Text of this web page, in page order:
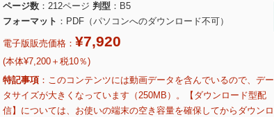
ページ数
212ページ 判型
B5
フォーマット
PDF（パソコンへのダウンロード不可）
電子版販売価格： ¥7,920
(本体¥7,200＋税10％)
特記事項
このコンテンツには動画データを含んでいるので、デー
タサイズが大きくなっています（250MB）。【ダウンロード型配
信】については、お使いの端末の空き容量を確保してからダウンロ